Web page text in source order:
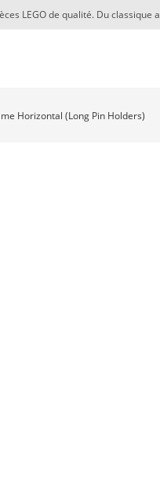
LEGO de qualité. Du
Horizontal (Long Pin Holders)